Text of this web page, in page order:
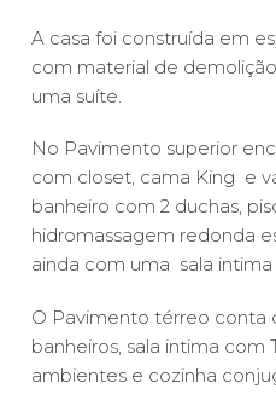
A casa foi construída em
com material de
uma suíte.
No Pavimento superior
com closet, cama King e
banheiro com 2 duchas,
hidromassagem redonda
ainda com uma sala intima
O Pavimento térreo conta
banheiros, sala intima com
ambientes e cozinha